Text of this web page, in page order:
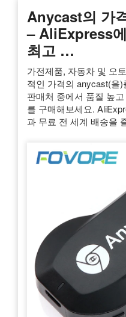
Anycast의 가
– AliExpress
최고 …
가전제품, 자동차 및 오
적인 가격의 anycast(을
판매처 중에서 품질 높
를 구매해보세요.
과 무료 전 세계 배송을